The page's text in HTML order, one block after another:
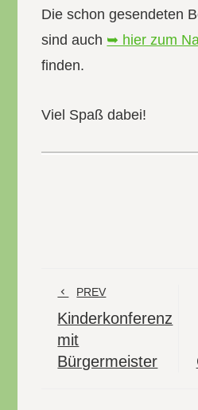
Die schon gesendeten
sind auch ➥ hier zum
finden.
Viel Spaß dabei!
PREV
Kinderkonferenz
mit
Bürgermeister